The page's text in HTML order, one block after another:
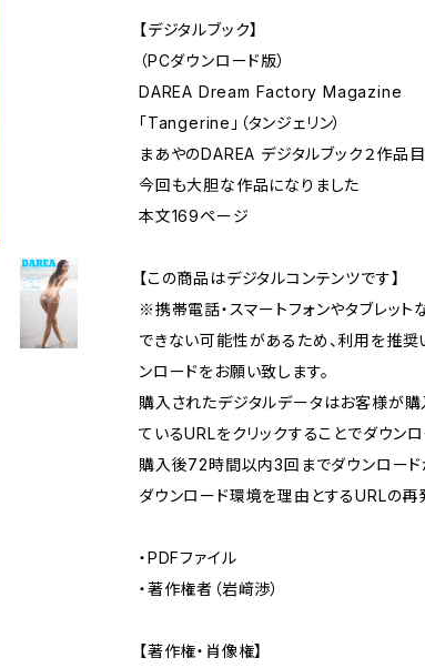
【デジタルブック】
（PCダウンロード版）
DAREA Dream Factory Magazine
「Tangerine」（タンジェリン）
まあやのDAREA デジタルブック２作品目
今回も大胆な作品になりました
本文169ページ
【この商品はデジタルコンテンツです】
※携帯電話・スマートフォンやタブレッ
できない可能性があるため、利用を推奨
ンロードをお願い致します。
購入されたデジタルデータはお客様が
ているURLをクリックすることでダウン
購入後72時間以内3回までダウンロード
ダウンロード環境を理由とするURLの再
・PDFファイル
・著作権者（岩﨑渉）
【著作権・肖像権】